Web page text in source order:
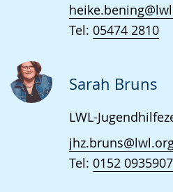
Tel: 05474 2810
Sarah Bruns
LWL-
Tel: 0152